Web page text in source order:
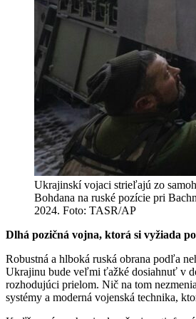
Ukrajinskí vojaci strieľajú zo
Bohdana na ruské pozície pri
2024. Foto: TASR/AP
Dlhá pozičná vojna, ktorá si vyžiada
Robustná a hlboká ruská obrana podľa
Ukrajinu bude veľmi ťažké dosiahnuť v
rozhodujúci prielom. Nič na tom
systémy a moderná vojenská technika,